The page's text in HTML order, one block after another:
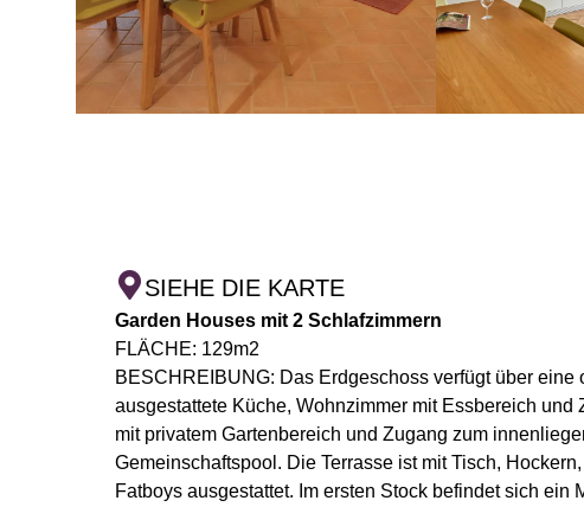
SIEHE DIE KARTE
Garden Houses mit 2 Schlafzimmern
FLÄCHE: 129m2
BESCHREIBUNG: Das Erdgeschoss verfügt über eine
ausgestattete Küche, Wohnzimmer mit Essbereich und
mit privatem Gartenbereich und Zugang zum
Gemeinschaftspool. Die Terrasse ist mit Tisch,
Fatboys ausgestattet. Im ersten Stock befindet sich ein